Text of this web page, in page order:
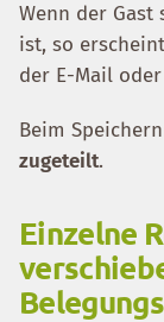
Wenn der
ist, so
der E-Mail
Beim
zugeteilt.
Einzelne